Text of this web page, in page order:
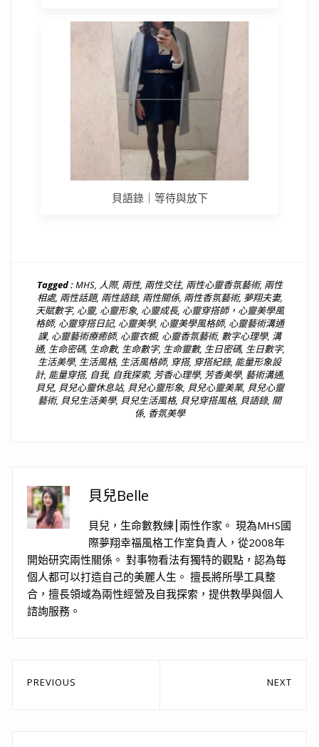
貝語錄｜等待與放下
Tagged :MHS, 人際, 兩性, 兩性交往, 兩性心靈香氛藝術, 兩性
相處, 兩性話題, 兩性語錄, 兩性關係, 兩性香氛藝術, 夢翔夫妻,
天賦數字, 心靈, 心靈形象, 心靈成長, 心靈穿搭師，心靈美學風
格師, 心靈穿搭日記, 心靈美學, 心靈美學風格師, 心靈藝術溝通
課, 心靈藝術療癒師, 心靈衣櫥, 心靈香氛藝術, 數字心理學, 溝
通, 生命密碼, 生命數, 生命數字, 生命靈數, 生日密碼, 生日數字,
生活美學, 生活風格, 生活風格師, 穿搭, 穿搭紀錄, 能量形象設
計, 能量穿搭, 自我, 自我探索, 芳香心理學, 芳香美學, 藝術溝通,
貝兒, 貝兒心靈休息站, 貝兒心靈形象, 貝兒心靈美業, 貝兒心靈
藝術, 貝兒生活美學, 貝兒生活風格, 貝兒穿搭風格, 貝語錄, 關
係, 香氛美學
貝兒Belle
貝兒，生命數教練⎮兩性作家。 現為MHS國
際夢翔幸福風格工作室負責人，從2008年
開始研究兩性關係。 對事物看法有獨特的觀點，認為每
個人都可以打造自己的美麗人生。 擅長將所學工具整
合，擅長領域為兩性經營及自我探索，提供教學與個人
諮詢服務。
文
PREVIOUS NEXT